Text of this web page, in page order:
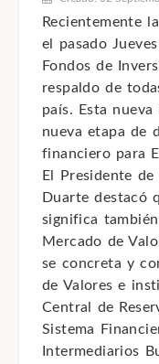
Recientemente
el pasado
Fondos de
respaldo de
país. Esta
nueva etapa de
financiero para
El Presidente de
Duarte destacó
significa
Mercado de
se concreta y
de Valores e
Central de
Sistema
Intermediarios